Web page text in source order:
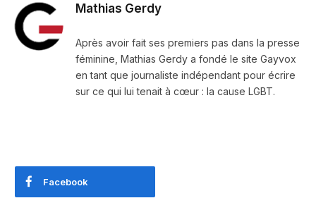
Mathias Gerdy
Après avoir fait ses premiers pas dans la presse
féminine, Mathias Gerdy a fondé le site Gayvox
en tant que journaliste indépendant pour écrire
sur ce qui lui tenait à cœur : la cause LGBT.
Facebook